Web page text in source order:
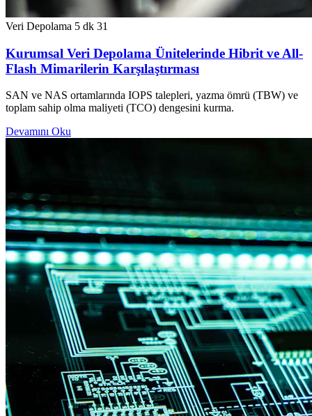
Veri Depolama 5 dk 31
Kurumsal Veri Depolama Ünitelerinde Hibrit ve All-
Flash Mimarilerin Karşılaştırması
SAN ve NAS ortamlarında IOPS talepleri, yazma ömrü (TBW) ve
toplam sahip olma maliyeti (TCO) dengesini kurma.
Devamını Oku